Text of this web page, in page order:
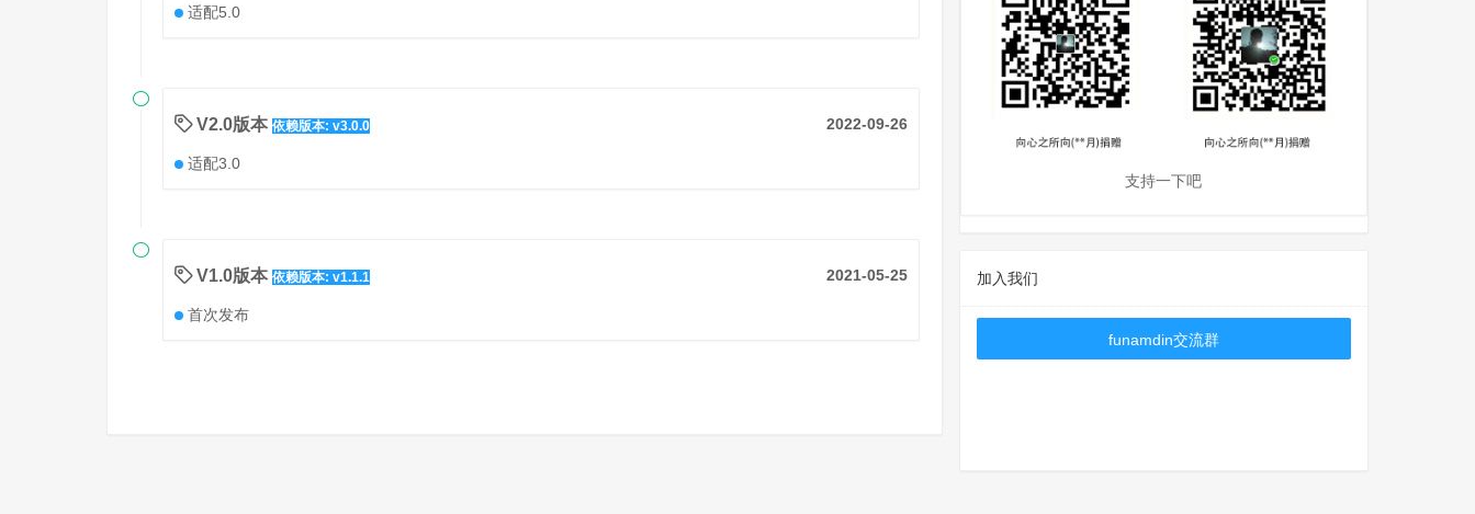
适配5.0

V2.0版本 依赖版本: v3.0.0 2022-09-26
适配3.0

V1.0版本 依赖版本: v1.1.1 2021-05-25
首次发布
支持一下吧
加入我们
funamdin交流群